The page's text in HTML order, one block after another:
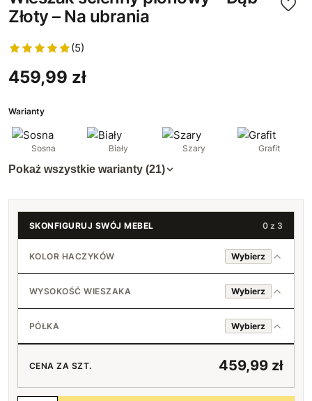
Złoty – Na ubrania
(5)
459,99 zł
Warianty
Sosna Biały Szary Grafit
Pokaż wszystkie warianty (21)
SKONFIGURUJ SWÓJ MEBEL 0 z 3
KOLOR HACZYKÓW Wybierz
Chromowany
Czarny
WYSOKOŚĆ WIESZAKA Wybierz
70 cm
+30 zł
90 cm
PÓŁKA Wybierz
Tak
Nie
CENA ZA SZT. 459,99 zł